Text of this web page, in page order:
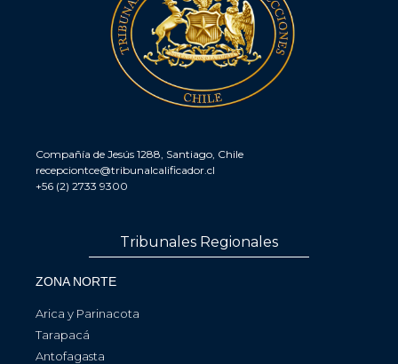
Compañía de Jesús 1288, Santiago, Chile
recepciontce@tribunalcalificador.cl
+56 (2) 2733 9300
Tribunales Regionales
ZONA NORTE
Arica y Parinacota
Tarapacá
Antofagasta